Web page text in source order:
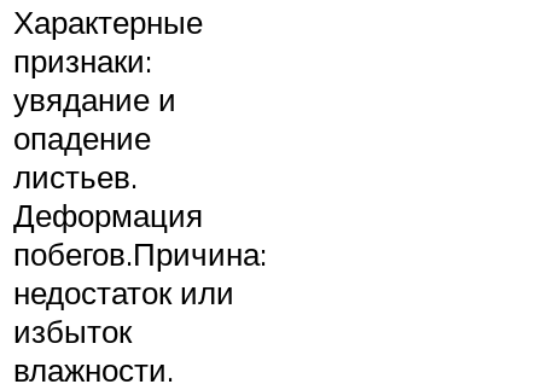
Характерные
признаки:
увядание и
опадение
листьев.
Деформация
побегов.Причина:
недостаток или
избыток
влажности.